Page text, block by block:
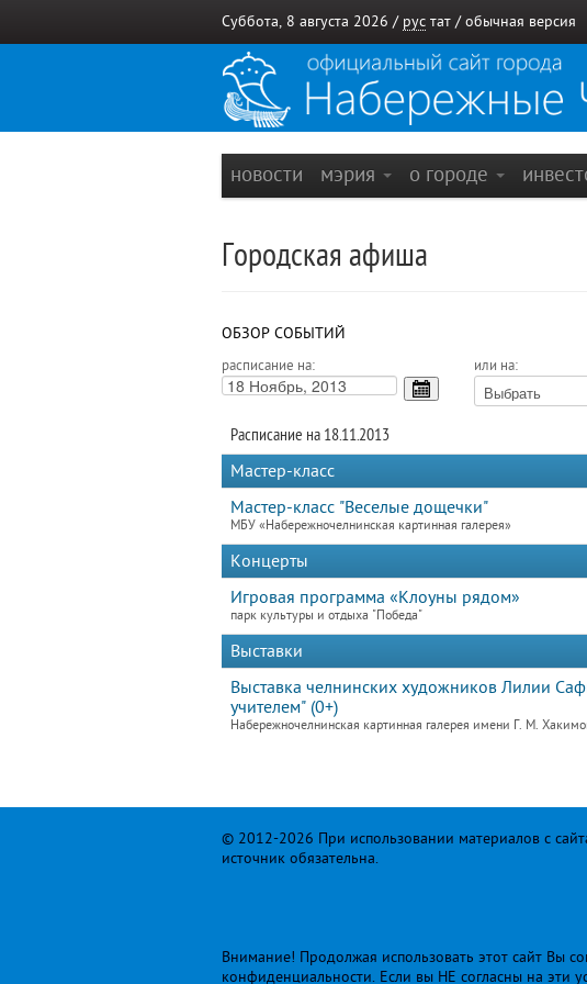
Суббота, 8 августа 2026 / рус тат / обычная версия
новости мэрия о городе
Городская афиша
ОБЗОР СОБЫТИЙ
расписание на: или на:
Расписание на 18.11.2013
Мастер-класс
Мастер-класс "Веселые дощечки"
МБУ «Набережночелнинская картинная галерея»
Концерты
Игровая программа «Клоуны рядом»
парк культуры и отдыха "Победа"
Выставки
Выставка челнинских художников Лилии
учителем" (0+)
Набережночелнинская картинная галерея имени Г. М.
© 2012-2026 При использовании материалов с
источник обязательна.
Внимание! Продолжая использовать этот сайт Вы
конфиденциальности. Если вы НЕ согласны на эти